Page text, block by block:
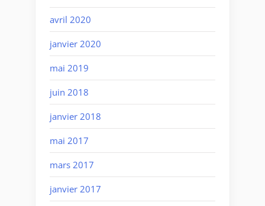
avril 2020
janvier 2020
mai 2019
juin 2018
janvier 2018
mai 2017
mars 2017
janvier 2017